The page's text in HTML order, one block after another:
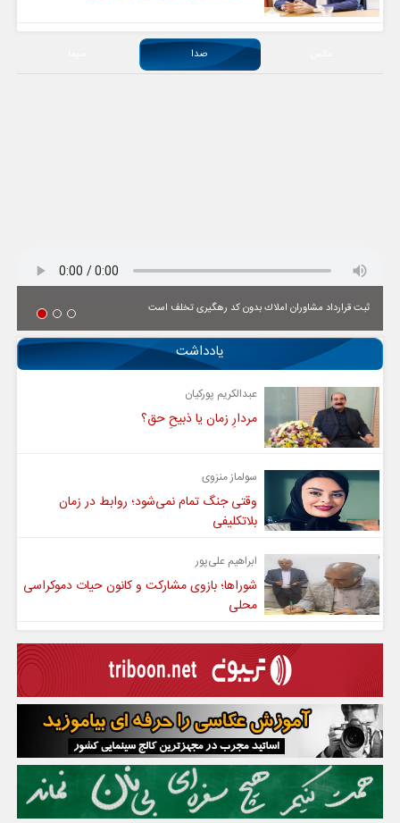
صدا
ثبت قرارداد مشاوران املاك بدون كد رهگیری تخلف است
یادداشت
عبدالکریم پورکیان
مردارِ زمان یا ذبیحِ حق؟
سولماز منزوی
وقتی جنگ تمام نمی‌شود؛ روابط در زمان
بلاتکلیفی
ابراهیم علی‌پور
شوراها؛ بازوی مشارکت و کانون حیات دموکراسی
محلی